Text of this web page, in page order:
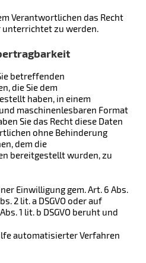
Verantwortlichen das Recht
unterrichtet zu werden.
betreffenden
die Sie dem
haben, in einem
maschinenlesbaren Format
Sie das Recht diese Daten
ohne Behinderung
dem die
bereitgestellt wurden, zu
Einwilligung gem. Art. 6 Abs.
2 lit. a DSGVO oder auf
1 lit. b DSGVO beruht und
automatisierter Verfahren